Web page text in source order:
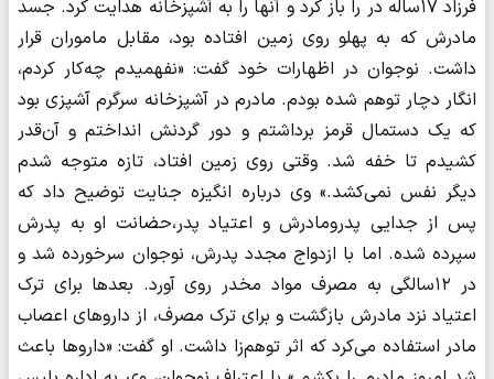
فرزاد ۱۷ساله در را باز کرد و آنها را به آشپزخانه هدایت کرد. جسد
مادرش که به پهلو روی زمین افتاده بود، مقابل ماموران قرار
داشت. نوجوان در اظهارات خود گفت: «نفهمیدم چه‌کار کردم،
انگار دچار توهم شده بودم. مادرم در آشپزخانه سرگرم آشپزی بود
که یک دستمال قرمز برداشتم و دور گردنش انداختم و آن‌قدر
کشیدم تا خفه شد. وقتی روی زمین افتاد، تازه متوجه شدم
دیگر نفس نمی‌کشد.» وی درباره انگیزه جنایت توضیح داد که
پس از جدایی پدرومادرش و اعتیاد پدر،حضانت او به پدرش
سپرده شده. اما با ازدواج مجدد پدرش، نوجوان سرخورده شد و
در ۱۲سالگی به مصرف مواد مخدر روی آورد. بعدها برای ترک
اعتیاد نزد مادرش بازگشت و برای ترک مصرف، از داروهای اعصاب
مادر استفاده می‌کرد که اثر توهم‌زا داشت. او گفت: «داروها باعث